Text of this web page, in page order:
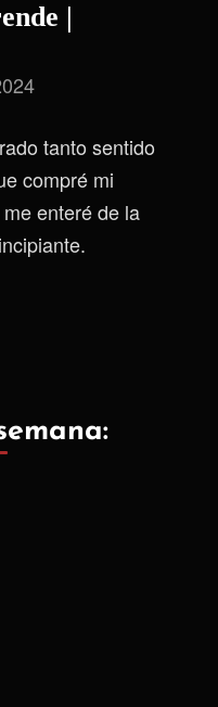
|
tanto sentido
compré mi
enteré de la